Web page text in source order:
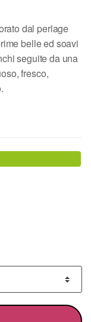
dal perlage
belle ed soavi
seguite da una
fresco,